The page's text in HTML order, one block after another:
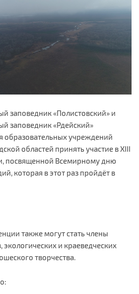
заповедник «Полистовский» и
заповедник «Рдейский»
образовательных учреждений
областей принять участие в XIII
посвященной Всемирному дню
которая в этот раз пройдёт в
также могут стать члены
экологических и краеведческих
творчества.